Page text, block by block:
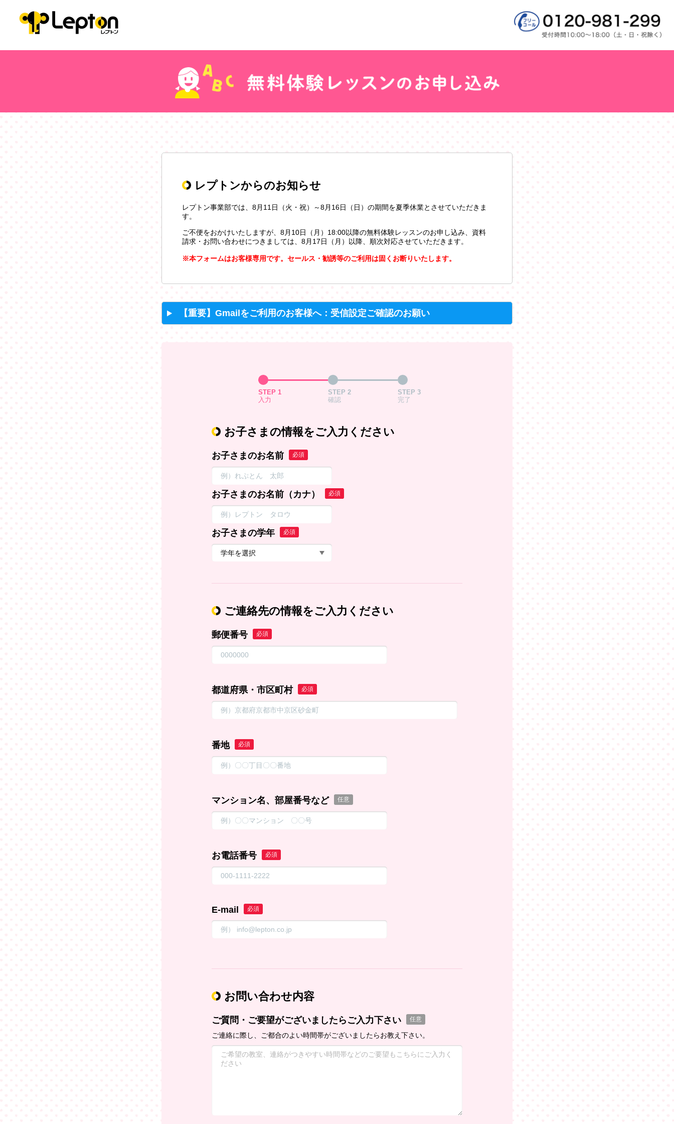
レプトンからのお知らせ
レプトン事業部では、8月11日（火・祝）～8月16日（日）の期間を夏季休業とさせていただきま
す。
ご不便をおかけいたしますが、8月10日（月）18:00以降の無料体験レッスンのお申し込み、資料
請求・お問い合わせにつきましては、8月17日（月）以降、順次対応させていただきます。
※本フォームはお客様専用です。セールス・勧誘等のご利用は固くお断りいたします。
【重要】Gmailをご利用のお客様へ：受信設定ご確認のお願い
STEP 1
入力
STEP 2
確認
STEP 3
完了
お子さまの情報をご入力ください
お子さまのお名前 必須
お子さまのお名前（カナ） 必須
お子さまの学年 必須
ご連絡先の情報をご入力ください
郵便番号 必須
都道府県・市区町村 必須
番地 必須
マンション名、部屋番号など 任意
お電話番号 必須
E-mail 必須
お問い合わせ内容
ご質問・ご要望がございましたらご入力下さい 任意
ご連絡に際し、ご都合のよい時間帯がございましたらお教え下さい。